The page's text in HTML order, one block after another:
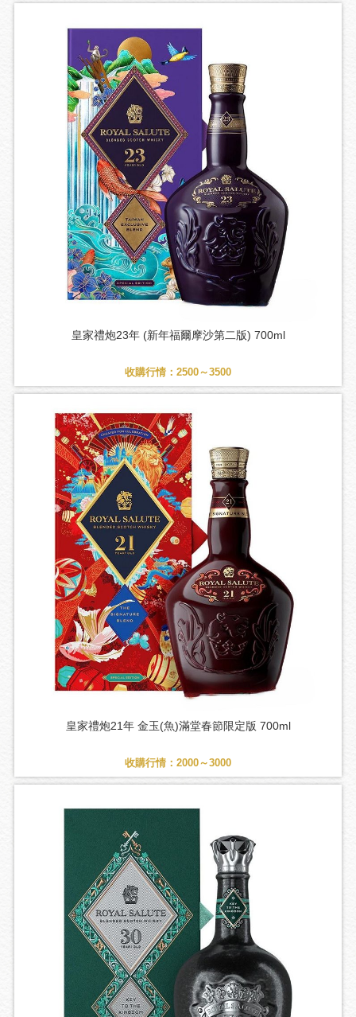
皇家禮炮23年 (新年福爾摩沙第二版) 700ml
收購行情：2500～3500
皇家禮炮21年 金玉(魚)滿堂春節限定版 700ml
收購行情：2000～3000